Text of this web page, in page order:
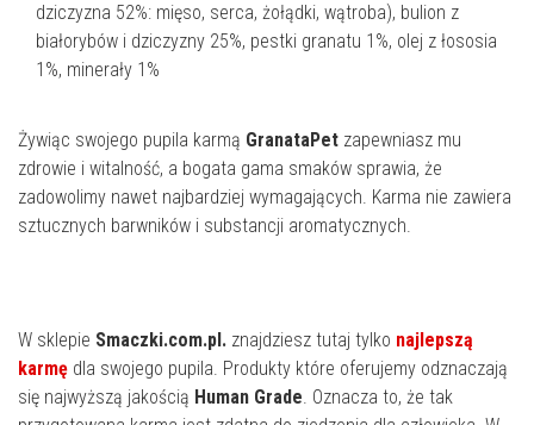
dziczyzna 52%: mięso, serca, żołądki, wątroba), bulion z
białorybów i dziczyzny 25%, pestki granatu 1%, olej z łososia
1%, minerały 1%
Żywiąc swojego pupila karmą GranataPet zapewniasz mu
zdrowie i witalność, a bogata gama smaków sprawia, że
zadowolimy nawet najbardziej wymagających. Karma nie zawiera
sztucznych barwników i substancji aromatycznych.
W sklepie Smaczki.com.pl. znajdziesz tutaj tylko najlepszą
karmę dla swojego pupila. Produkty które oferujemy odznaczają
się najwyższą jakością Human Grade. Oznacza to, że tak